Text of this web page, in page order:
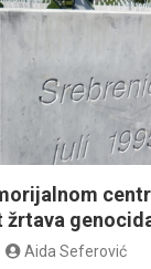
žrtava
Aida Seferović